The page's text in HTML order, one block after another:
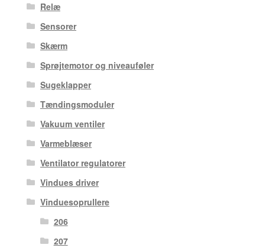
Relæ
Sensorer
Skærm
Sprøjtemotor og niveauføler
Sugeklapper
Tændingsmoduler
Vakuum ventiler
Varmeblæser
Ventilator regulatorer
Vindues driver
Vinduesoprullere
206
207